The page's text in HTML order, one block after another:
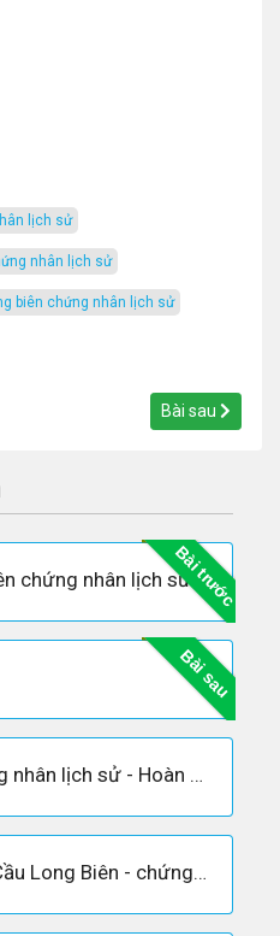
lịch sử
nhân lịch sử
biên chứng nhân lịch sử
Bài sau
Bài trước
Soạn bài Cầu Long Biên chứng nhân lịch sử- Soạn văn lớp 6
Bài sau
Cầu Long Biên - chứng nhân lịch sử - Hoàn cảnh sáng tác, Dàn ý phân tích tác phẩm
Hướng dẫn soạn bài Cầu Long Biên - chứng nhân lịch sử